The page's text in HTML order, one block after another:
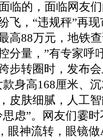
临的，面临网友
飞，“违规秤”再
高88万元，地铁
分量，”有专家呼
步转圈时，发布
身高168厘米、
皮肤细腻，人工
虑”。网友们霎
眼神流转，眼镜